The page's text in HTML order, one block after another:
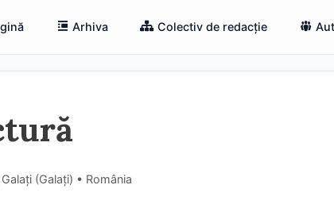
Arhiva Colectiv de redacție
(Galaţi) • România